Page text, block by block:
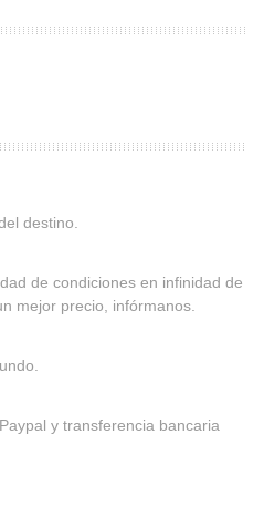
destino.
de condiciones en infinidad de
mejor precio, infórmanos.
y transferencia bancaria